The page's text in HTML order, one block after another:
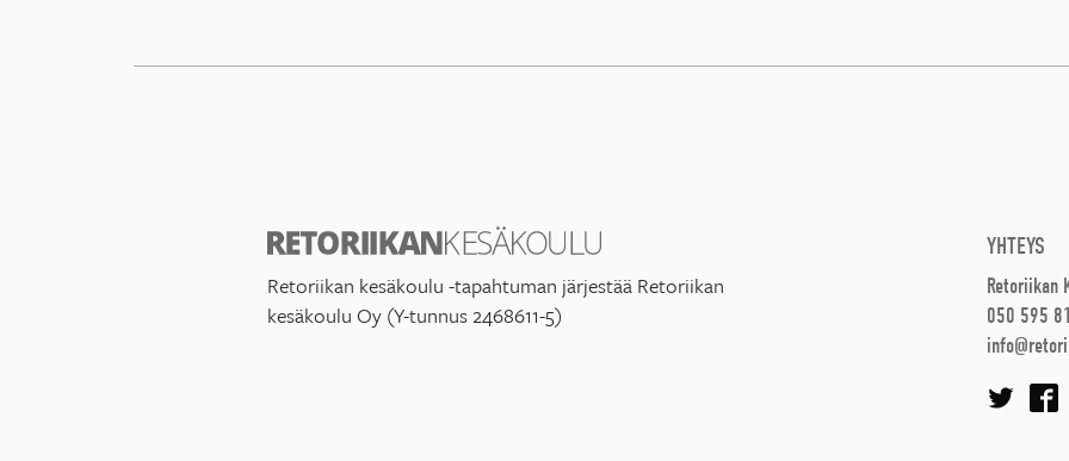
Retoriikan kesäkoulu -tapahtuman järjestää Retoriikan
kesäkoulu Oy (Y-tunnus 2468611-5)
YHTEYS
Retoriikan
050 595